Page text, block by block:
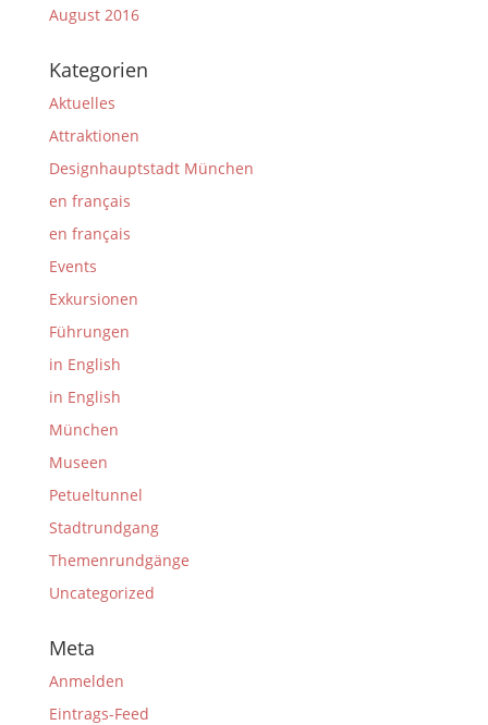
August 2016
Kategorien
Aktuelles
Attraktionen
Designhauptstadt München
en français
en français
Events
Exkursionen
Führungen
in English
in English
München
Museen
Petueltunnel
Stadtrundgang
Themenrundgänge
Uncategorized
Meta
Anmelden
Eintrags-Feed